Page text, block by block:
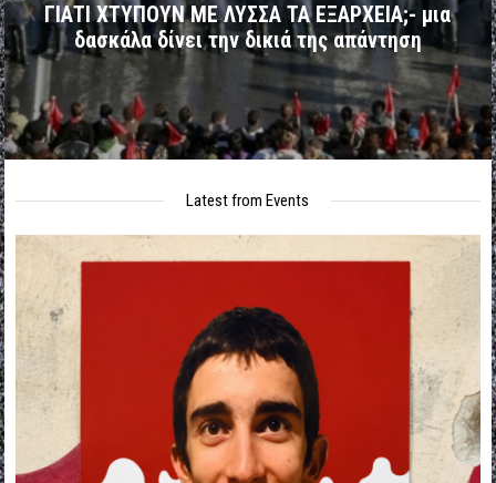
ΓΙΑΤΙ ΧΤΥΠΟΥΝ ΜΕ ΛΥΣΣΑ ΤΑ ΕΞΑΡΧΕΙΑ;- μια
δασκάλα δίνει την δικιά της απάντηση
Latest from Events